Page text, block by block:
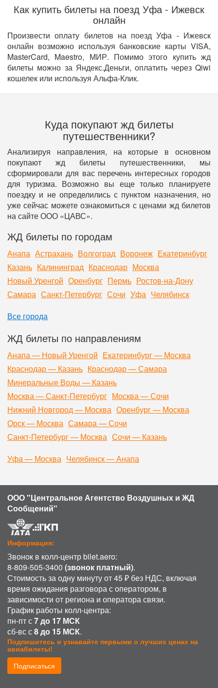
Как купить билеты на поезд Уфа - Ижевск
онлайн
Произвести оплату билетов на поезд Уфа - Ижевск
онлайн возможно используя банковские карты VISA,
MasterCard, Maestro, МИР. Помимо этого купить жд
билеты можно за Яндекс.Деньги, оплатить через Qiwi
кошелек или используя Альфа-Клик.
Куда покупают жд билеты
путешественники?
Анализируя направления, на которые в основном
покупают жд билеты путешественники, мы
сформировали для вас перечень интересных городов
для туризма. Возможно вы еще только планируете
поездку и не определились с пунктом назначения, но
уже сейчас можете ознакомиться с ценами жд билетов
на сайте ООО «ЦАВС».
ЖД билеты по городам
Анапа Астрахань Волгоград Воронеж Екатеринбург
Казань Калининград Краснодар Москва
Новый Уренгой Оренбург Пермь Ростов-на-Дону
Самара Санкт-Петербург Сочи Уфа Челябинск
Все города
ЖД билеты по направлениям
Анапа — Новый Уренгой Екатеринбург — Москва
Краснодар — Казань Краснодар — Самара
Минеральные Воды — Казань
Москва — Санкт-Петербург Москва — Сочи
Нижний Новгород — Москва Оренбург — Москва
Орск — Москва Самара — Сочи
Санкт-Петербург — Москва Сочи — Казань
Уфа — Москва Челябинск — Анапа
ООО "Центральное Агентство Воздушных и ЖД
Сообщений"
Информация:
Звонок в колл-центр bilet.aero:
8-809-505-3400 (звонок платный).
Стоимость за одну минуту от 45 ₽ без НДС, включая
время ожидания разговора с оператором, в
зависимости от региона и оператора связи.
График работы колл-центра:
пн-пт с7 до 17 МСК
сб-вс с8 до 15 МСК.
Подпишитесь и узнавайте первыми о лучших ценах на
авиабилеты!
Подписаться